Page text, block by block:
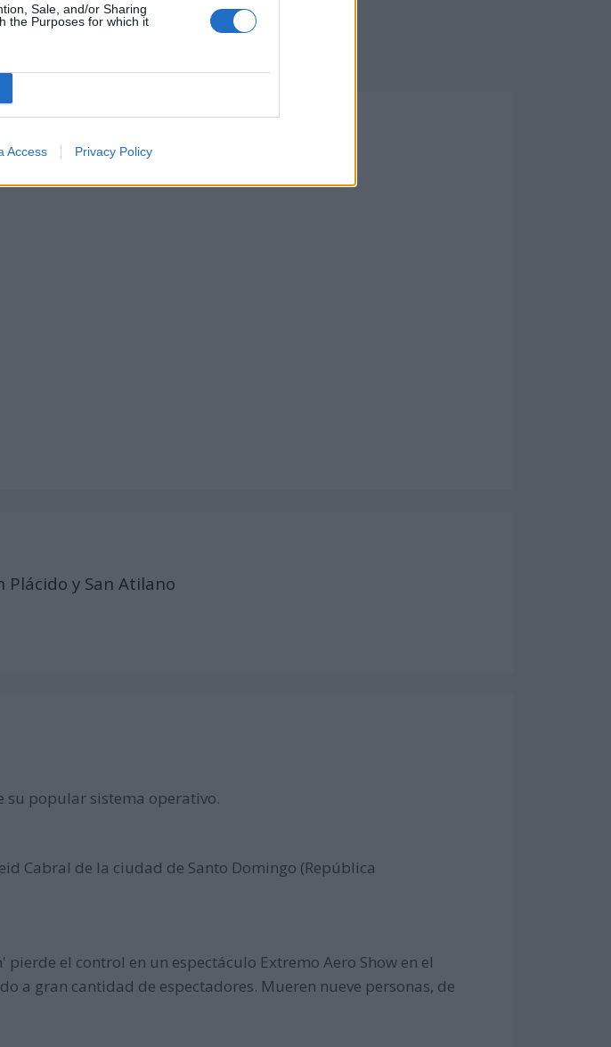
Sale, and/or Sharing
the Purposes for which it
Access Privacy Policy
en este día
Plácido y San Atilano
su popular sistema operativo.
Cabral de la ciudad de Santo Domingo (República
el control en un espectáculo Extremo Aero Show en el
a gran cantidad de espectadores. Mueren nueve personas, de